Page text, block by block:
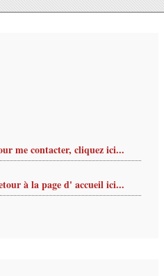
me contacter, cliquez ici...
à la page d' accueil ici...